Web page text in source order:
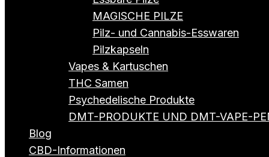
MAGISCHE PILZE
Pilz- und Cannabis-Esswaren
Pilzkapseln
Vapes & Kartuschen
THC Samen
Psychedelische Produkte
DMT-PRODUKTE UND DMT-VAPE-
Blog
CBD-Informationen